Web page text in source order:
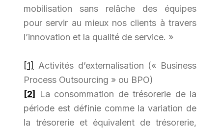
mobilisation sans relâche des équipes
pour servir au mieux nos clients à travers
l’innovation et la qualité de service. »
[1]
Activités d’externalisation (« Business
Process Outsourcing » ou BPO)
[2]
La consommation de trésorerie de la
période est définie comme la variation de
la trésorerie et équivalent de trésorerie,